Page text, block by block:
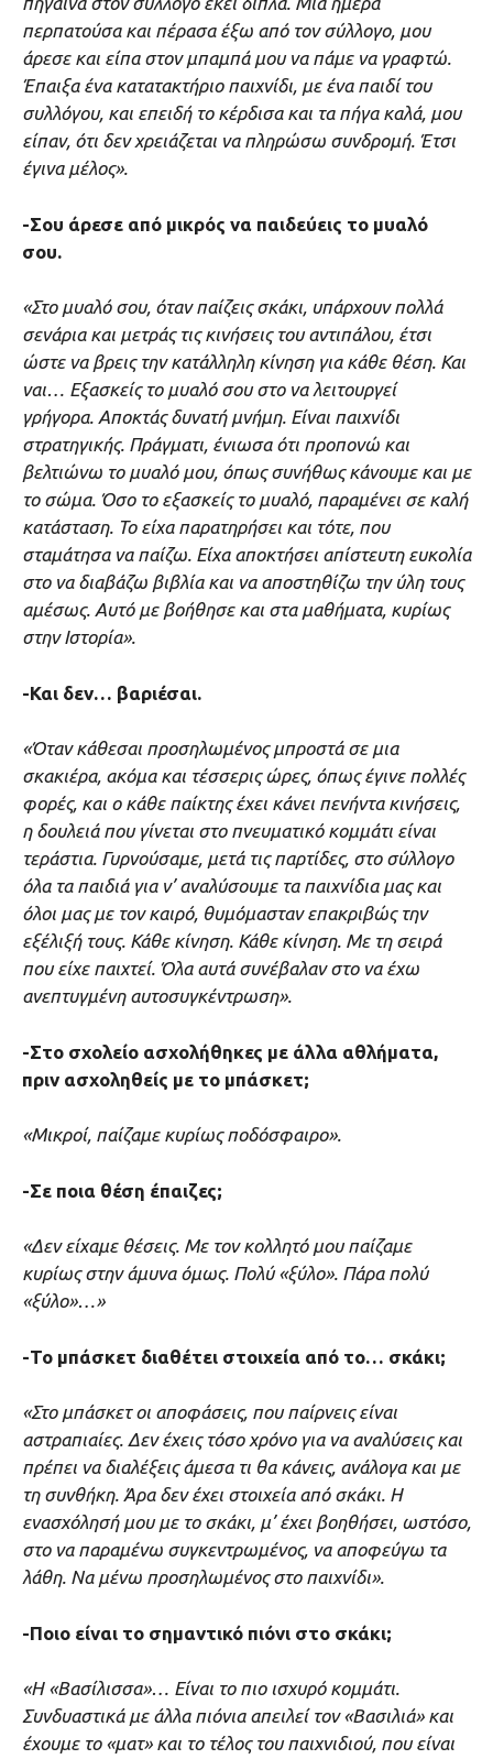
περπατούσα και πέρασα έξω από τον σύλλογο, μου
άρεσε και είπα στον μπαμπά μου να πάμε να γραφτώ.
Έπαιξα ένα κατατακτήριο παιχνίδι, με ένα παιδί του
συλλόγου, και επειδή το κέρδισα και τα πήγα καλά, μου
είπαν, ότι δεν χρειάζεται να πληρώσω συνδρομή. Έτσι
έγινα μέλος».
-Σου άρεσε από μικρός να παιδεύεις το μυαλό
σου.
«Στο μυαλό σου, όταν παίζεις σκάκι, υπάρχουν πολλά
σενάρια και μετράς τις κινήσεις του αντιπάλου, έτσι
ώστε να βρεις την κατάλληλη κίνηση για κάθε θέση. Και
ναι… Εξασκείς το μυαλό σου στο να λειτουργεί
γρήγορα. Αποκτάς δυνατή μνήμη. Είναι παιχνίδι
στρατηγικής. Πράγματι, ένιωσα ότι προπονώ και
βελτιώνω το μυαλό μου, όπως συνήθως κάνουμε και με
το σώμα. Όσο το εξασκείς το μυαλό, παραμένει σε καλή
κατάσταση. Το είχα παρατηρήσει και τότε, που
σταμάτησα να παίζω. Είχα αποκτήσει απίστευτη ευκολία
στο να διαβάζω βιβλία και να αποστηθίζω την ύλη τους
αμέσως. Αυτό με βοήθησε και στα μαθήματα, κυρίως
στην Ιστορία».
-Και δεν… βαριέσαι.
«Όταν κάθεσαι προσηλωμένος μπροστά σε μια
σκακιέρα, ακόμα και τέσσερις ώρες, όπως έγινε πολλές
φορές, και ο κάθε παίκτης έχει κάνει πενήντα κινήσεις,
η δουλειά που γίνεται στο πνευματικό κομμάτι είναι
τεράστια. Γυρνούσαμε, μετά τις παρτίδες, στο σύλλογο
όλα τα παιδιά για ν’ αναλύσουμε τα παιχνίδια μας και
όλοι μας με τον καιρό, θυμόμασταν επακριβώς την
εξέλιξή τους. Κάθε κίνηση. Κάθε κίνηση. Με τη σειρά
που είχε παιχτεί. Όλα αυτά συνέβαλαν στο να έχω
ανεπτυγμένη αυτοσυγκέντρωση».
-Στο σχολείο ασχολήθηκες με άλλα αθλήματα,
πριν ασχοληθείς με το μπάσκετ;
«Μικροί, παίζαμε κυρίως ποδόσφαιρο».
-Σε ποια θέση έπαιζες;
«Δεν είχαμε θέσεις. Με τον κολλητό μου παίζαμε
κυρίως στην άμυνα όμως. Πολύ «ξύλο». Πάρα πολύ
«ξύλο»…»
-Το μπάσκετ διαθέτει στοιχεία από το… σκάκι;
«Στο μπάσκετ οι αποφάσεις, που παίρνεις είναι
αστραπιαίες. Δεν έχεις τόσο χρόνο για να αναλύσεις και
πρέπει να διαλέξεις άμεσα τι θα κάνεις, ανάλογα και με
τη συνθήκη. Άρα δεν έχει στοιχεία από σκάκι. Η
ενασχόλησή μου με το σκάκι, μ’ έχει βοηθήσει, ωστόσο,
στο να παραμένω συγκεντρωμένος, να αποφεύγω τα
λάθη. Να μένω προσηλωμένος στο παιχνίδι».
-Ποιο είναι το σημαντικό πιόνι στο σκάκι;
«Η «Βασίλισσα»… Είναι το πιο ισχυρό κομμάτι.
Συνδυαστικά με άλλα πιόνια απειλεί τον «Βασιλιά» και
έχουμε το «ματ» και το τέλος του παιχνιδιού, που είναι